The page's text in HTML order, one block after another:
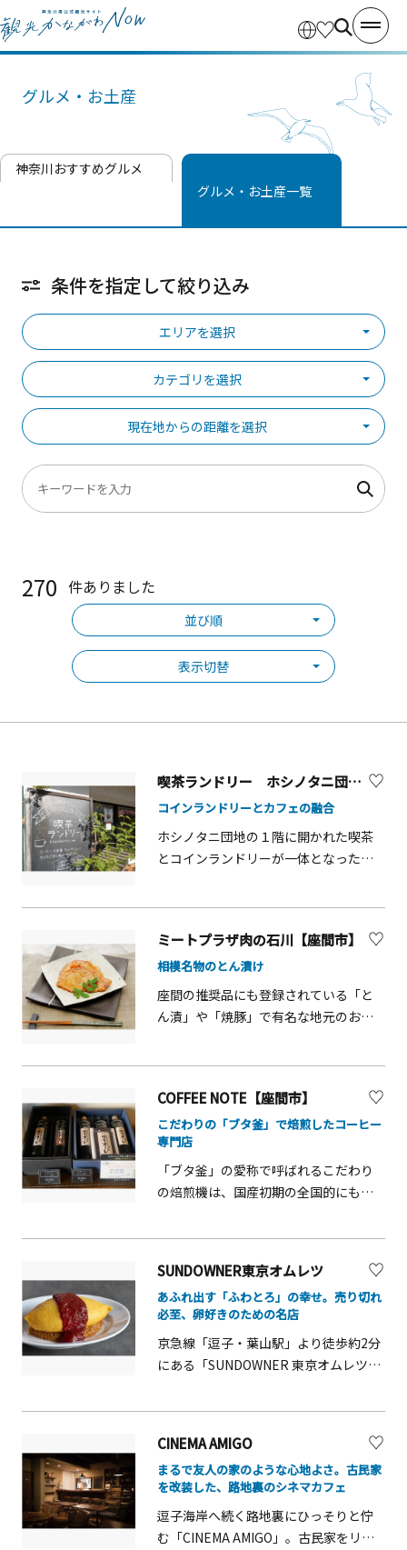
グルメ・お土産
神奈川おすすめグルメ
グルメ・お土産一覧
条件を指定して絞り込み
エリアを選択
カテゴリを選択
現在地からの距離を選択
270 件ありました
並び順
表示切替
喫茶ランドリー ホシノタニ団地【座間市】
コインランドリーとカフェの融合
ホシノタニ団地の１階に開かれた喫茶
とコインランドリーが一体となったお
アイロン、スペースのレンタルも行っ
ています。喫茶店としては、豊富なド
リンクメニューに合わせて、トースト
やホットサンドなどの軽食や人気のキ
こと」が散りばめられています。観光
の途中に訪れてみてはいかがですか。
ミートプラザ肉の石川【座間市】
相模名物のとん漬け
座間の推奨品にも登録されている「と
ん漬」や「焼豚」で有名な地元のお肉
ています。鶏肉や牛肉の味噌漬もあり、
人気の商品となっています。お歳暮や
ギフトとしても人気でネットからも注
文が可能ですので、座間に足を運んだ
際はぜひご賞味ください。
COFFEE NOTE【座間市】
こだわりの「ブタ釜」で焙煎したコーヒー
専門店
「ブタ釜」の愛称で呼ばれるこだわり
の焙煎機は、国産初期の全国的にも珍
ー豆にもこだわりを持ち、世界中から
ています。ざまみず（座間の地下水）
を使用した「ザマオーレ」は座間市の
推奨品にも登録され、ザマオーレを使
用した「アイスキャンディー」や近年
ブームのデカフェのコーヒーバッグな
SUNDOWNER東京オムレツ
あふれ出す「ふわとろ」の幸せ。売り切れ
必至、卵好きのための名店
京急線「逗子・葉山駅」より徒歩約2分
にある「SUNDOWNER 東京オムレツ」
る、極厚「オムレツサンド」の名店で
沢に使い、オーダーごとに丁寧に焼き
上げるオムレツサンド。全粒粉のパン
に挟まれ手に持てないほどの厚みがあ
りながら、口の中でふわりとほどける
驚きの食感です。さらに、「ハム＆チ
CINEMA AMIGO
まるで友人の家のような心地よさ。古民家
を改装した、路地裏のシネマカフェ
逗子海岸へ続く路地裏にひっそりと佇
む「CINEMA AMIGO」。古民家をリノ